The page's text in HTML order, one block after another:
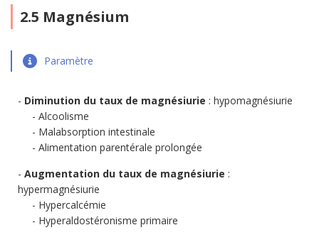
2.5 Magnésium
Paramètre
Diminution du taux de magnésiurie : hypomagnésiurie
Alcoolisme
Malabsorption intestinale
Alimentation parentérale prolongée
Augmentation du taux de magnésiurie :
hypermagnésiurie
Hypercalcémie
Hyperaldostéronisme primaire